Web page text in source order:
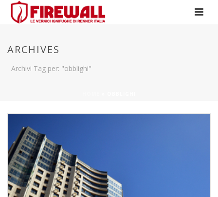
ARCHIVES
Archivi Tag per: "obblighi"